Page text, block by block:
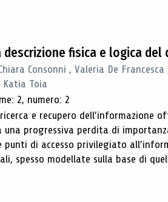
descrizione fisica e logica del
Consonni , Valeria De
Katia Toia
2, numero: 2
e recupero dell’informazione
progressiva perdita di
punti di accesso privilegiato
spesso modellate sulla base di